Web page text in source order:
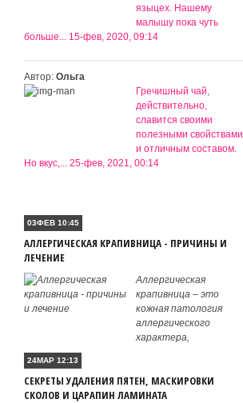
языцех. Нашему
малышу пока чуть
больше... 15-фев, 2020, 09:14
Автор: Ольга
Гречишный чай,
действительно,
славится своими
полезными свойствами
и отличным составом.
Но вкус,... 25-фев, 2021, 00:14
03ФЕВ 10:45
АЛЛЕРГИЧЕСКАЯ КРАПИВНИЦА - ПРИЧИНЫ И
ЛЕЧЕНИЕ
Аллергическая
крапивница – это
кожная патология
аллергического
характера,
24МАР 12:13
СЕКРЕТЫ УДАЛЕНИЯ ПЯТЕН, МАСКИРОВКИ
СКОЛОВ И ЦАРАПИН ЛАМИНАТА